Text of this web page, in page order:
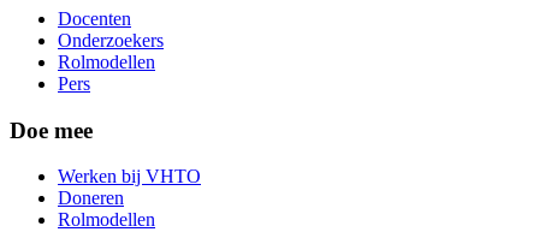
Docenten
Onderzoekers
Rolmodellen
Pers
Doe mee
Werken bij VHTO
Doneren
Rolmodellen